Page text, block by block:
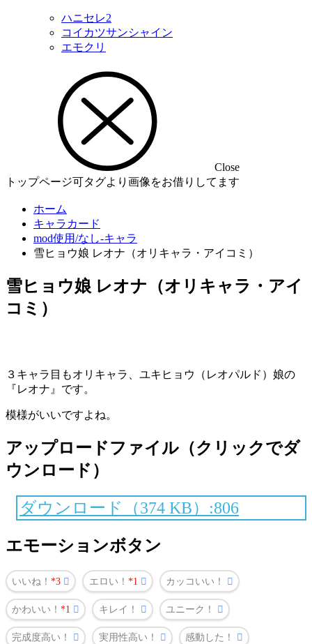
ハニセレ2
コイカツサンシャイン
エモクリ
Close
トップページ可タグより画像をお借りしてます
ホーム
キャラカード
mod使用/なし-キャラ
雪ヒョウ娘 レオナ（オリキャラ・アイコミ）
雪ヒョウ娘 レオナ（オリキャラ・アイ
コミ）
３キャラ目もオリキャラ、ユキヒョウ（レオパルド）娘の
『レオナ』です。
模様がいいですよね。
アップロードファイル（クリックでダ
ウンロード）
ダウンロード（374 KB）:806
エモーションボタン
いいね！ 3 エロい！ 1 カッコいい！
かわいい！ 1 キレイ！ ユニーク！
完成度高い！ 実用性高い！ 感動した！